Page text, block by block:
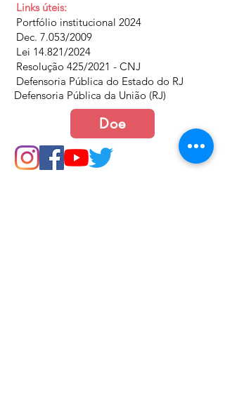
Links úteis:
Portfólio institucional 2024
Dec. 7.053/2009
Lei 14.821/2024
Resolução 425/2021 - CNJ
Defensoria Pública do Estado do RJ
Defensoria Pública da União (RJ)
Doe